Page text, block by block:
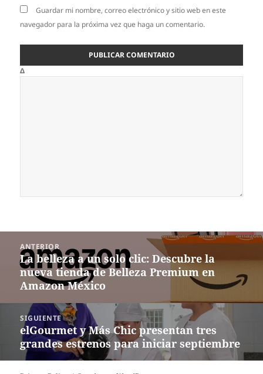
Guardar mi nombre, correo electrónico y sitio web en este
navegador para la próxima vez que haga un comentario.
Δ
entradas
ANTERIOR
Entrada
anterior:
La belleza a un solo clic: Descubre la
nueva tienda de Belleza Premium en
Amazon México
SIGUIENTE
Siguiente
entrada:
elGourmet y Más Chic presentan tres
grandes estrenos para iniciar septiembre